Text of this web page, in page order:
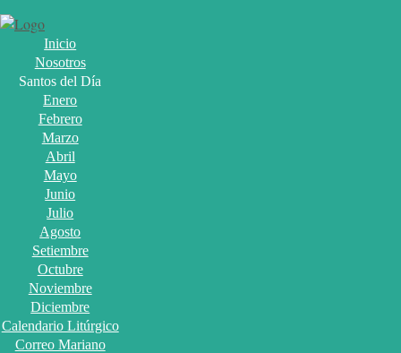
Inicio
Nosotros
Santos del Día
Enero
Febrero
Marzo
Abril
Mayo
Junio
Julio
Agosto
Setiembre
Octubre
Noviembre
Diciembre
Calendario Litúrgico
Correo Mariano